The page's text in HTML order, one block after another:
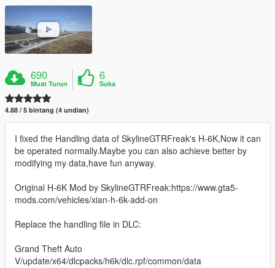
690
Muat Turun
6
Suka
4.88 / 5 bintang (4 undian)
I fixed the Handling data of SkylineGTRFreak's H-6K,Now it can
be operated normally.Maybe you can also achieve better by
modifying my data,have fun anyway.
Original H-6K Mod by SkylineGTRFreak:https://www.gta5-
mods.com/vehicles/xian-h-6k-add-on
Replace the handling file in DLC:
Grand Theft Auto
V/update/x64/dlcpacks/h6k/dlc.rpf/common/data